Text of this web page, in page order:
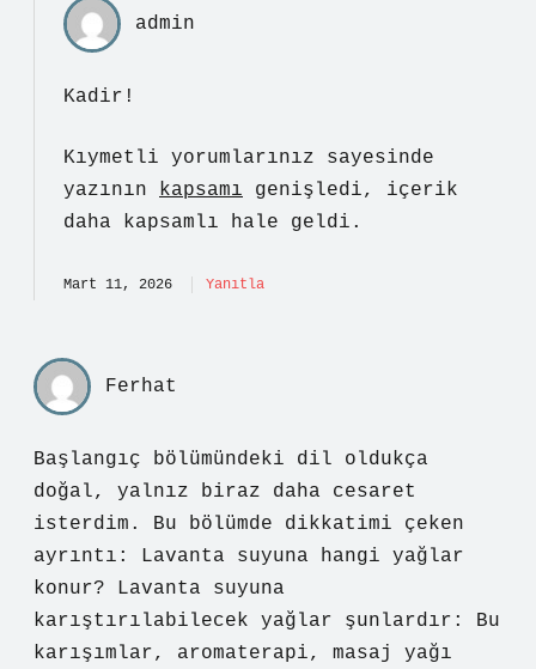
admin
Kadir!
Kıymetli yorumlarınız sayesinde
yazının kapsamı genişledi, içerik
daha kapsamlı hale geldi.
Mart 11, 2026 Yanıtla
Ferhat
Başlangıç bölümündeki dil oldukça
doğal, yalnız biraz daha cesaret
isterdim. Bu bölümde dikkatimi çeken
ayrıntı: Lavanta suyuna hangi yağlar
konur? Lavanta suyuna
karıştırılabilecek yağlar şunlardır: Bu
karışımlar, aromaterapi, masaj yağı